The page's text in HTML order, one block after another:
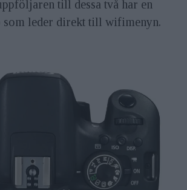
till dessa två har en
som leder direkt till wifimenyn.